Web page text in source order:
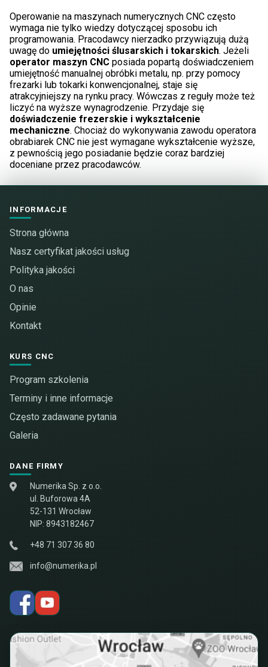
Operowanie na maszynach numerycznych CNC często
wymaga nie tylko wiedzy dotyczącej sposobu ich
programowania. Pracodawcy nierzadko przywiązują dużą
uwagę do umiejętności ślusarskich i tokarskich. Jeżeli
operator maszyn CNC posiada popartą doświadczeniem
umiejętność manualnej obróbki metalu, np. przy pomocy
frezarki lub tokarki konwencjonalnej, staje się
atrakcyjniejszy na rynku pracy. Wówczas z reguły może też
liczyć na wyższe wynagrodzenie. Przydaje się
doświadczenie frezerskie i wykształcenie
mechaniczne. Chociaż do wykonywania zawodu operatora
obrabiarek CNC nie jest wymagane wykształcenie wyższe,
z pewnością jego posiadanie będzie coraz bardziej
doceniane przez pracodawców.
INFORMACJE
Strona główna
Nasz certyfikat jakości usług
Polityka jakości
O nas
Opinie
Kontakt
KURS CNC
Program szkolenia
Terminy i inne informacje
Często zadawane pytania
Galeria
DANE FIRMY
Numerika Sp. z o.o.
ul. Buforowa 4A
52-131 Wrocław
NIP: 8943182467
+48 71 307 36 80
info@numerika.pl